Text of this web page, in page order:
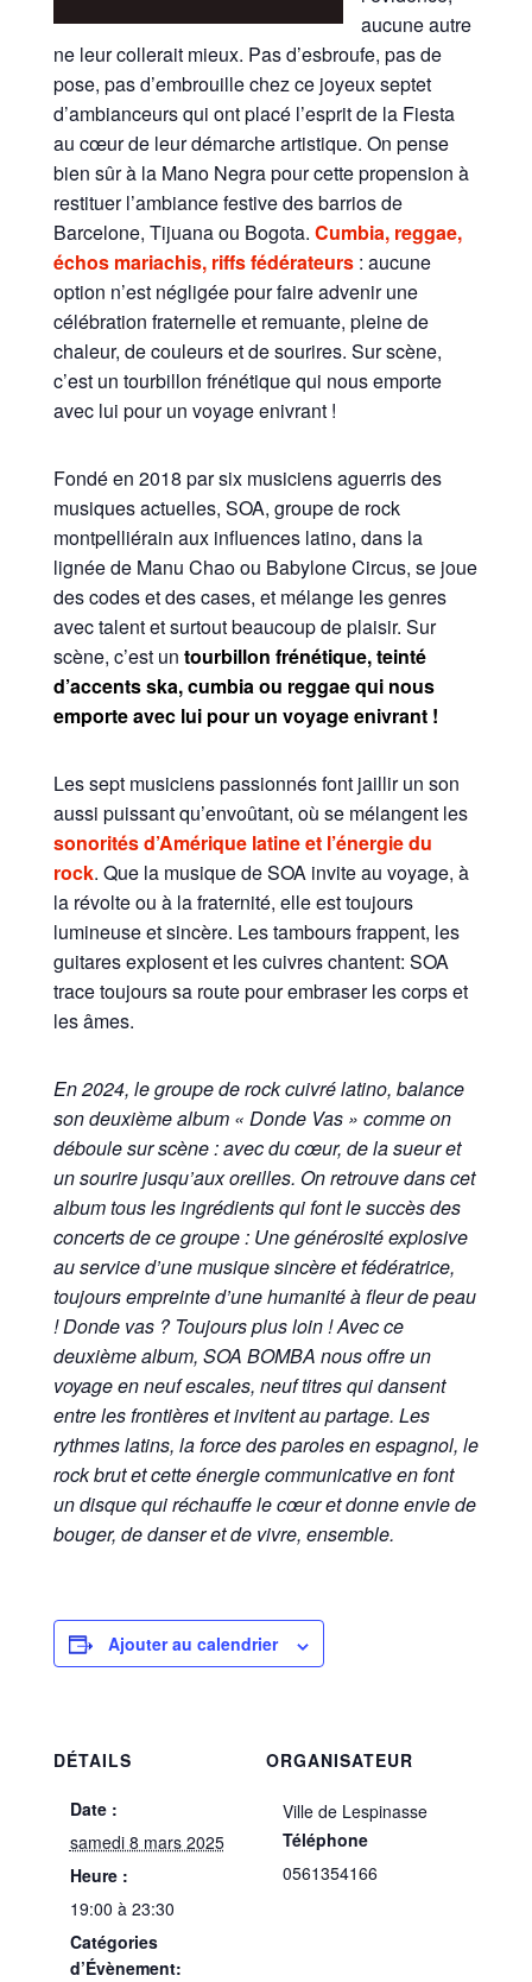
aucune autre
ne leur collerait mieux. Pas d’esbroufe, pas de
pose, pas d’embrouille chez ce joyeux septet
d’ambianceurs qui ont placé l’esprit de la Fiesta
au cœur de leur démarche artistique. On pense
bien sûr à la Mano Negra pour cette propension à
restituer l’ambiance festive des barrios de
Barcelone, Tijuana ou Bogota. Cumbia, reggae,
échos mariachis, riffs fédérateurs: aucune
option n’est négligée pour faire advenir une
célébration fraternelle et remuante, pleine de
chaleur, de couleurs et de sourires. Sur scène,
c’est un tourbillon frénétique qui nous emporte
avec lui pour un voyage enivrant !
Fondé en 2018 par six musiciens aguerris des
musiques actuelles, SOA, groupe de rock
montpelliérain aux influences latino, dans la
lignée de Manu Chao ou Babylone Circus, se joue
des codes et des cases, et mélange les genres
avec talent et surtout beaucoup de plaisir. Sur
scène, c’est un tourbillon frénétique, teinté
d’accents ska, cumbia ou reggae qui nous
emporte avec lui pour un voyage enivrant !
Les sept musiciens passionnés font jaillir un son
aussi puissant qu’envoûtant, où se mélangent les
sonorités d’Amérique latine et l’énergie du
rock. Que la musique de SOA invite au voyage, à
la révolte ou à la fraternité, elle est toujours
lumineuse et sincère. Les tambours frappent, les
guitares explosent et les cuivres chantent: SOA
trace toujours sa route pour embraser les corps et
les âmes.
En 2024, le groupe de rock cuivré latino, balance
son deuxième album « Donde Vas » comme on
déboule sur scène : avec du cœur, de la sueur et
un sourire jusqu’aux oreilles. On retrouve dans cet
album tous les ingrédients qui font le succès des
concerts de ce groupe : Une générosité explosive
au service d’une musique sincère et fédératrice,
toujours empreinte d’une humanité à fleur de peau
! Donde vas ? Toujours plus loin ! Avec ce
deuxième album, SOA BOMBA nous offre un
voyage en neuf escales, neuf titres qui dansent
entre les frontières et invitent au partage. Les
rythmes latins, la force des paroles en espagnol, le
rock brut et cette énergie communicative en font
un disque qui réchauffe le cœur et donne envie de
bouger, de danser et de vivre, ensemble.
Ajouter au calendrier
DÉTAILS
Date :
samedi 8 mars 2025
Heure :
19:00 à 23:30
Catégories
d’Évènement:
ORGANISATEUR
Ville de Lespinasse
Téléphone
0561354166